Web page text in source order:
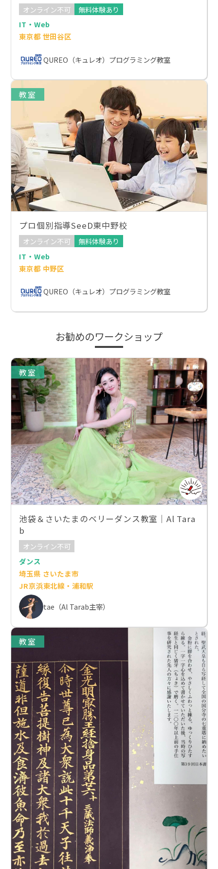
オンライン不可
無料体験あり
IT・Web
東京都 世田谷区
QUREO（キュレオ）プログラミング教室
教室
プロ個別指導SeeD東中野校
オンライン不可
無料体験あり
IT・Web
東京都 中野区
QUREO（キュレオ）プログラミング教室
お勧めのワークショップ
教室
池袋＆さいたまのベリーダンス教室｜Al Tara
b
オンライン不可
ダンス
埼玉県 さいたま市
JR京浜東北線・浦和駅
tae（Al Tarab主宰）
教室